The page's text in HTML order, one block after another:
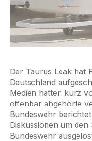
Der Taurus Leak hat
Deutschland
Medien hatten kurz
offenbar abgehörte
Bundeswehr
Diskussionen um
Bundeswehr